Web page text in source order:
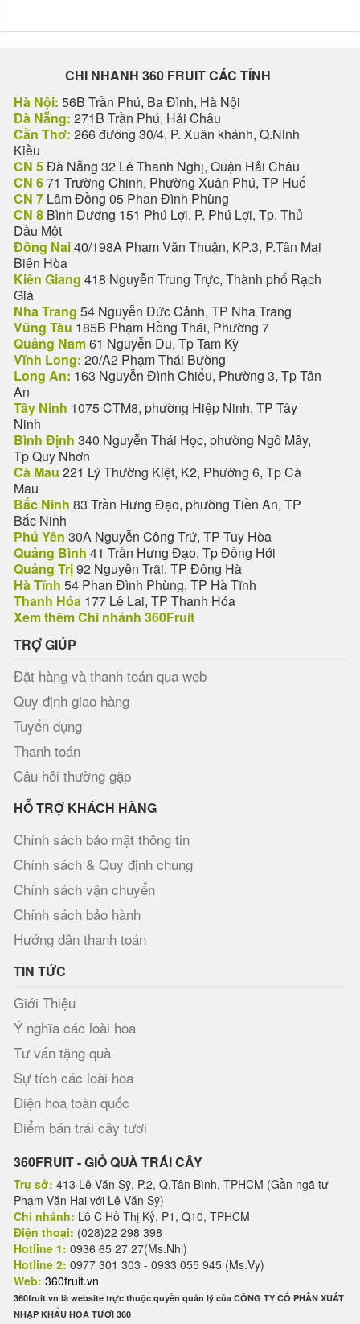
CHI NHANH 360 FRUIT CÁC TỈNH
Hà Nội: 56B Trần Phú, Ba Đình, Hà Nội
Đà Nẵng: 271B Trần Phú, Hải Châu
Cần Thơ: 266 đường 30/4, P. Xuân khánh, Q.Ninh
Kiều
CN 5Đà Nẵng 32 Lê Thanh Nghị, Quận Hải Châu
CN 671 Trường Chinh, Phường Xuân Phú, TP Huế
CN 7 Lâm Đồng 05 Phan Đình Phùng
CN 8 Bình Dương 151 Phú Lợi, P. Phú Lợi, Tp. Thủ
Dầu Một
Đồng Nai40/198A Phạm Văn Thuận, KP.3, P.Tân Mai
Biên Hòa
Kiên Giang 418 Nguyễn Trung Trực, Thành phố Rạch
Giá
Nha Trang 54 Nguyễn Đức Cảnh, TP Nha Trang
Vũng Tàu 185B Phạm Hồng Thái, Phường 7
Quảng Nam61 Nguyễn Du, Tp Tam Kỳ
Vĩnh Long: 20/A2 Phạm Thái Bường
Long An: 163 Nguyễn Đình Chiểu, Phường 3, Tp Tân
An
Tây Ninh 1075 CTM8, phường Hiệp Ninh, TP Tây
Ninh
Bình Định 340 Nguyễn Thái Học, phường Ngô Mây,
Tp Quy Nhơn
Cà Mau 221 Lý Thường Kiệt, K2, Phường 6, Tp Cà
Mau
Bắc Ninh 83 Trần Hưng Đạo, phường Tiền An, TP
Bắc Ninh
Phú Yên 30A Nguyễn Công Trứ, TP Tuy Hòa
Quảng Bình 41 Trần Hưng Đạo, Tp Đồng Hới
Quảng Trị92 Nguyễn Trãi, TP Đông Hà
Hà Tĩnh 54 Phan Đình Phùng, TP Hà Tĩnh
Thanh Hóa 177 Lê Lai, TP Thanh Hóa
Xem thêm Chi nhánh 360Fruit
TRỢ GIÚP
Đặt hàng và thanh toán qua web
Quy định giao hàng
Tuyển dụng
Thanh toán
Câu hỏi thường gặp
HỖ TRỢ KHÁCH HÀNG
Chính sách bảo mật thông tin
Chính sách & Quy định chung
Chính sách vận chuyển
Chính sách bảo hành
Hướng dẫn thanh toán
TIN TỨC
Giới Thiệu
Ý nghĩa các loài hoa
Tư vấn tặng quà
Sự tích các loài hoa
Điện hoa toàn quốc
Điểm bán trái cây tươi
360FRUIT - GIỎ QUÀ TRÁI CÂY
Trụ sở: 413 Lê Văn Sỹ, P.2, Q.Tân Bình, TPHCM (Gần ngã tư
Phạm Văn Hai với Lê Văn Sỹ)
Chi nhánh: Lô C Hồ Thị Kỷ, P1, Q10, TPHCM
Điện thoại: (028)22 298 398
Hotline 1: 0936 65 27 27(Ms.Nhi)
Hotline 2: 0977 301 303 - 0933 055 945 (Ms.Vy)
Web: 360fruit.vn
360fruit.vn là website trực thuộc quyền quản lý của CÔNG TY CỔ PHẦN XUẤT
NHẬP KHẨU HOA TƯƠI 360